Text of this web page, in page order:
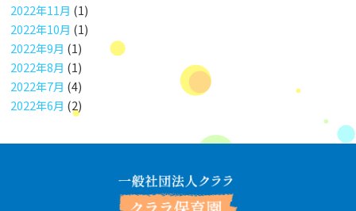
2022年11月 (1)
2022年10月 (1)
2022年9月 (1)
2022年8月 (1)
2022年7月 (4)
2022年6月 (2)